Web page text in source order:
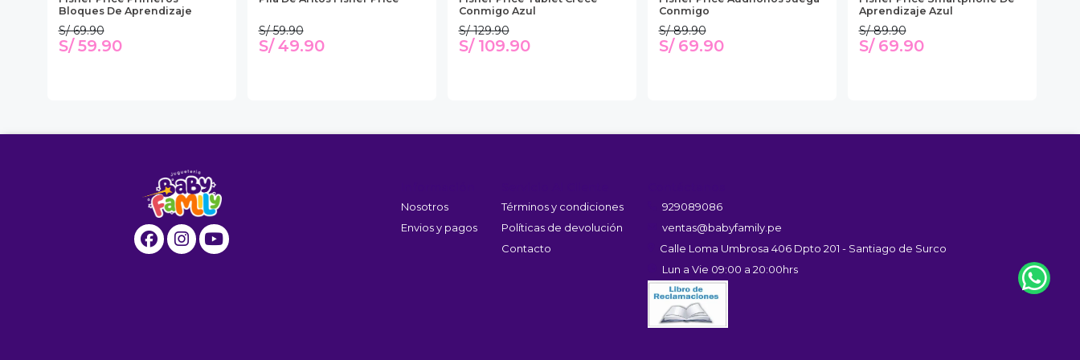
Bloques De Aprendizaje
S/ 69.90
S/ 59.90
S/ 59.90
S/ 49.90
Conmigo Azul
S/ 129.90
S/ 109.90
Conmigo
S/ 89.90
S/ 69.90
Aprendizaje Azul
S/ 89.90
S/ 69.90
Nosotros
Envios y pagos
Términos y condiciones
Políticas de devolución
Contacto
929089086
ventas@babyfamily.pe
Calle Loma Umbrosa 406 Dpto 201 - Santiago de Surco
Lun a Vie 09:00 a 20:00hrs